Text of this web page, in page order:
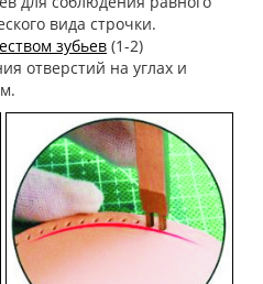
вида строчки.
зубьев (1-2)
отверстий на углах и